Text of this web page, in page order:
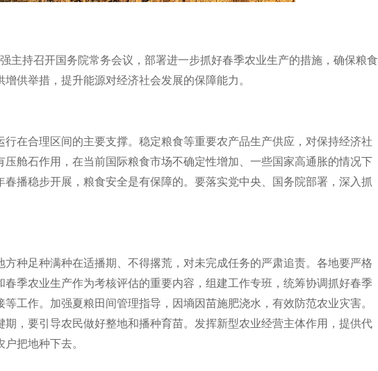
主持召开国务院常务会议，部署进一步抓好春季农业生产的措施，确保粮食
供举措，提升能源对经济社会发展的保障能力。
在合理区间的主要支撑。稳定粮食等重要农产品生产供应，对保持经济社
舱石作用，在当前国际粮食市场不确定性增加、一些国家高通胀的情况下
播稳步开展，粮食安全是有保障的。要落实党中央、国务院部署，深入抓
种足种满种在适播期、不得撂荒，对未完成任务的严肃追责。各地要严格
季农业生产作为考核评估的重要内容，组建工作专班，统筹协调抓好春季
工作。加强夏粮田间管理指导，因墒因苗施肥浇水，有效防范农业灾害。
期，要引导农民做好整地和播种育苗。发挥新型农业经营主体作用，提供代
把地种下去。